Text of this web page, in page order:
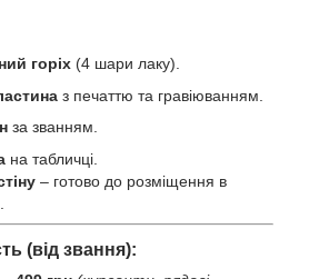
горіх (4 шари лаку).
з печаттю та гравіюванням.
за званням.
на табличці.
– готово до розміщення в
(від звання):